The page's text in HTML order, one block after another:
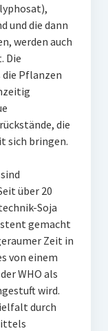
und die dann
werden auch
Die
Pflanzen
die
sich bringen.
über 20
Soja
gemacht
Zeit in
von einem
WHO als
wird.
durch